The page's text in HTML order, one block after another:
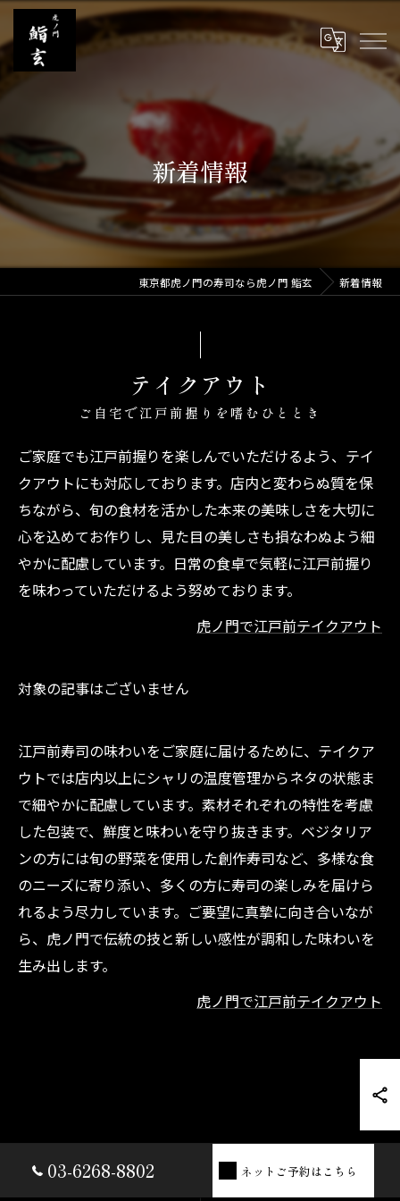
新着情報
東京都虎ノ門の寿司なら虎ノ門 鮨玄 新着情報
テイクアウト
ご自宅で江戸前握りを嗜むひととき
ご家庭でも江戸前握りを楽しんでいただけるよう、テイ
クアウトにも対応しております。店内と変わらぬ質を保
ちながら、旬の食材を活かした本来の美味しさを大切に
心を込めてお作りし、見た目の美しさも損なわぬよう細
やかに配慮しています。日常の食卓で気軽に江戸前握り
を味わっていただけるよう努めております。
虎ノ門で江戸前テイクアウト
対象の記事はございません
江戸前寿司の味わいをご家庭に届けるために、テイクア
ウトでは店内以上にシャリの温度管理からネタの状態ま
で細やかに配慮しています。素材それぞれの特性を考慮
した包装で、鮮度と味わいを守り抜きます。ベジタリア
ンの方には旬の野菜を使用した創作寿司など、多様な食
のニーズに寄り添い、多くの方に寿司の楽しみを届けら
れるよう尽力しています。ご要望に真摯に向き合いなが
ら、虎ノ門で伝統の技と新しい感性が調和した味わいを
生み出します。
虎ノ門で江戸前テイクアウト
03-6268-8802 ネットご予約はこちら